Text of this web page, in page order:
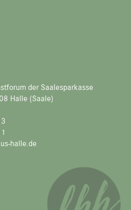
der Saalesparkasse
Halle (Saale)
halle.de